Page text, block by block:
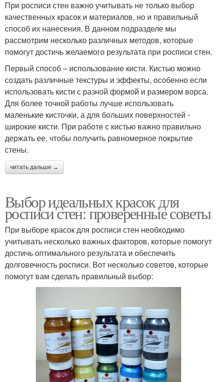
При росписи стен важно учитывать не только выбор
качественных красок и материалов, но и правильный
способ их нанесения. В данном подразделе мы
рассмотрим несколько различных методов, которые
помогут достичь желаемого результата при росписи стен.
Первый способ – использование кисти. Кистью можно
создать различные текстуры и эффекты, особенно если
использовать кисти с разной формой и размером ворса.
Для более точной работы лучше использовать
маленькие кисточки, а для больших поверхностей -
широкие кисти. При работе с кистью важно правильно
держать ее, чтобы получить равномерное покрытие
стены.
читать дальше →
Выбор идеальных красок для
росписи стен: проверенные советы
При выборе красок для росписи стен необходимо
учитывать несколько важных факторов, которые помогут
достичь оптимального результата и обеспечить
долговечность росписи. Вот несколько советов, которые
помогут вам сделать правильный выбор: